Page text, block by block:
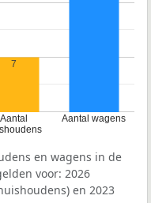
Aantal
Aantal wagens
7
en wagens in de
voor: 2026
en 2023